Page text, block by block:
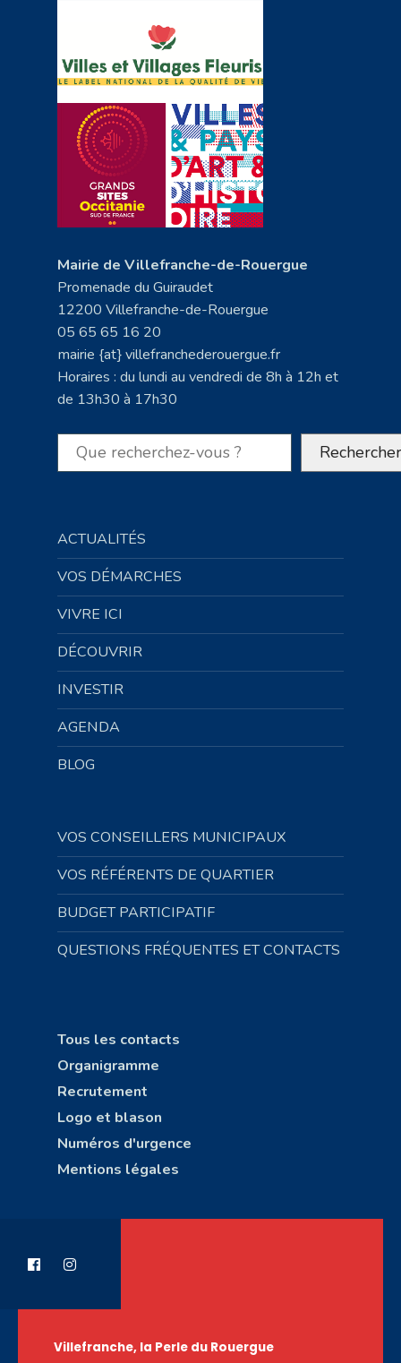
Mairie de Villefranche-de-Rouergue
Promenade du Guiraudet
12200 Villefranche-de-Rouergue
05 65 65 16 20
mairie {at} villefranchederouergue.fr
Horaires : du lundi au vendredi de 8h à 12h et
de 13h30 à 17h30
Rechercher Rechercher
ACTUALITÉS
VOS DÉMARCHES
VIVRE ICI
DÉCOUVRIR
INVESTIR
AGENDA
BLOG
VOS CONSEILLERS MUNICIPAUX
VOS RÉFÉRENTS DE QUARTIER
BUDGET PARTICIPATIF
QUESTIONS FRÉQUENTES ET CONTACTS
Tous les contacts
Organigramme
Recrutement
Logo et blason
Numéros d'urgence
Mentions légales
Villefranche, la Perle du Rouergue